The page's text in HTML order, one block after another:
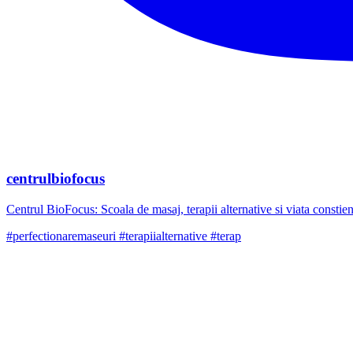
centrulbiofocus
Centrul BioFocus: Scoala de masaj, terapii alternative si viata
#perfectionaremaseuri #terapiialternative #terap